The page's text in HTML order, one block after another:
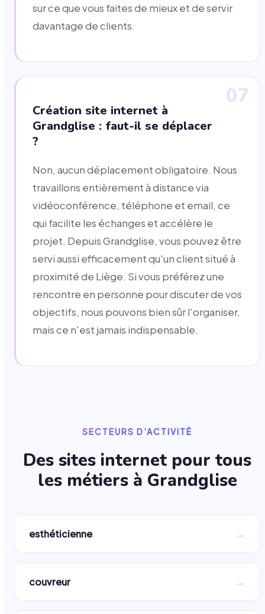
sur ce que vous faites de mieux et de servir
davantage de clients.
07
Création site internet à
Grandglise : faut-il se déplacer
?
Non, aucun déplacement obligatoire. Nous
travaillons entièrement à distance via
vidéoconférence, téléphone et email, ce
qui facilite les échanges et accélère le
projet. Depuis Grandglise, vous pouvez être
servi aussi efficacement qu'un client situé à
proximité de Liège. Si vous préférez une
rencontre en personne pour discuter de vos
objectifs, nous pouvons bien sûr l'organiser,
mais ce n'est jamais indispensable.
SECTEURS D'ACTIVITÉ
Des sites internet pour tous
les métiers à Grandglise
esthéticienne →
couvreur →